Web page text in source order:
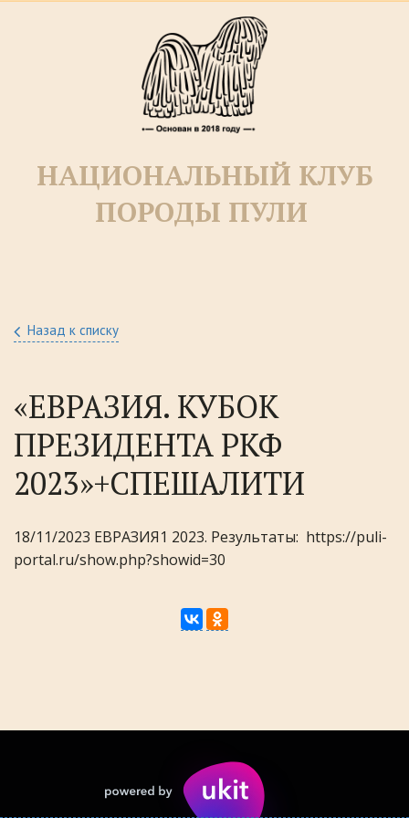
НАЦИОНАЛЬНЫЙ КЛУБ
ПОРОДЫ ПУЛИ­­
Назад к списку
«ЕВРАЗИЯ. КУБОК
ПРЕЗИДЕНТА РКФ
2023»+СПЕШАЛИТИ
18/11/2023 ЕВРАЗИЯ1 2023. Результаты: https://puli-
portal.ru/show.php?showid=30